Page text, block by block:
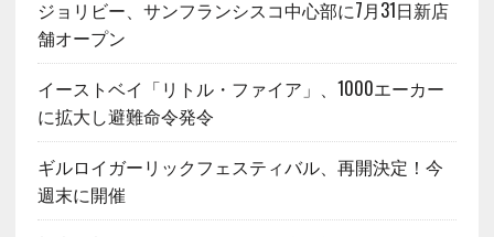
ジョリビー、サンフランシスコ中心部に7月31日新店
舗オープン
イーストベイ「リトル・ファイア」、1000エーカー
に拡大し避難命令発令
ギルロイガーリックフェスティバル、再開決定！今
週末に開催